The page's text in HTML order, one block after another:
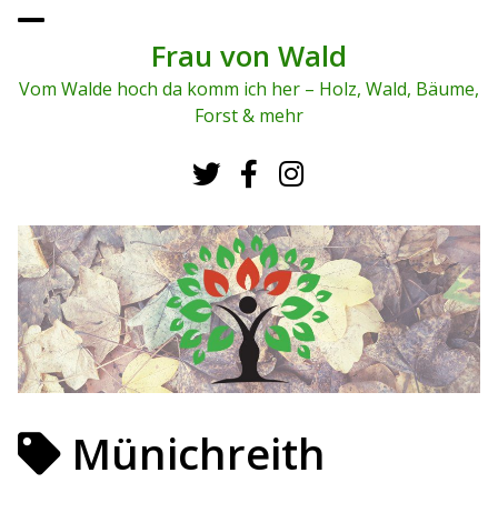
To
me
Frau von Wald
Vom Walde hoch da komm ich her – Holz, Wald, Bäume,
Forst & mehr
Münichreith